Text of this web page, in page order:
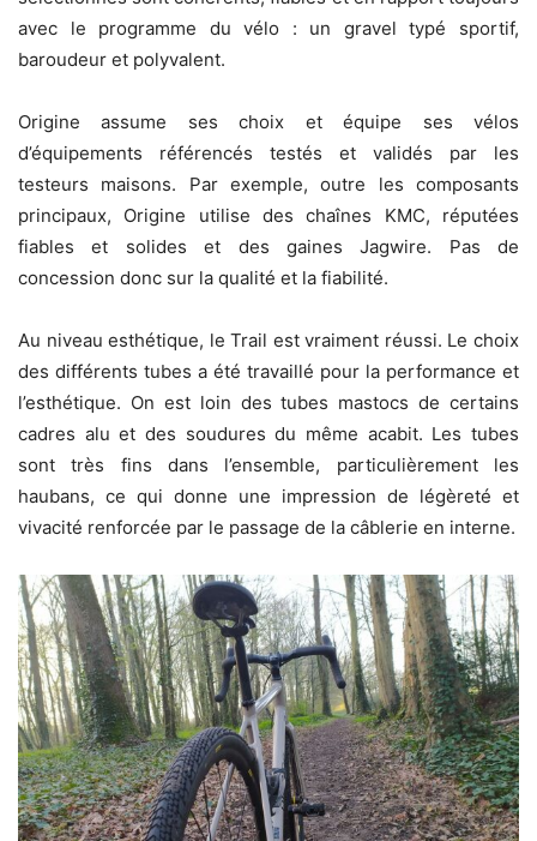
avec le programme du vélo : un gravel typé sportif,
baroudeur et polyvalent.
Origine assume ses choix et équipe ses vélos
d’équipements référencés testés et validés par les
testeurs maisons. Par exemple, outre les composants
principaux, Origine utilise des chaînes KMC, réputées
fiables et solides et des gaines Jagwire. Pas de
concession donc sur la qualité et la fiabilité.
Au niveau esthétique, le Trail est vraiment réussi. Le choix
des différents tubes a été travaillé pour la performance et
l’esthétique. On est loin des tubes mastocs de certains
cadres alu et des soudures du même acabit. Les tubes
sont très fins dans l’ensemble, particulièrement les
haubans, ce qui donne une impression de légèreté et
vivacité renforcée par le passage de la câblerie en interne.